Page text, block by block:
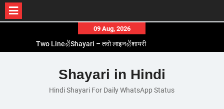
content
09 Aug, 2026
Two Line✌️Shayari – तवो लाइन✌️शायरी
Romantic Love😽Status – रोमांटिक लव😽स्टेटस
Love🥳Poetry In Hindi – लव🥳पोएट्री इन हिंदी
1 Line☝️Shayari In Hindi – १ लाइन☝️शायरी इन हिंदी
Shayari in Hindi
Hindi Shayari For Daily WhatsApp Status